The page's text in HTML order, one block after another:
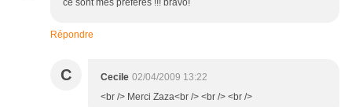
ce sont mes préférés !!! bravo!
Répondre
C Cecile 02/04/2009 13:22
<br /> Merci Zaza<br /> <br /> <br />